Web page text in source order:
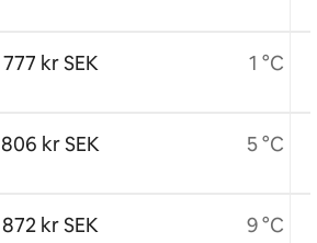
777 kr SEK
806 kr SEK
872 kr SEK
1 °C
5 °C
9 °C